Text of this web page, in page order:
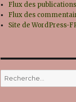
Flux des publications
Flux des
Site de WordPress-
Recherche
pour :